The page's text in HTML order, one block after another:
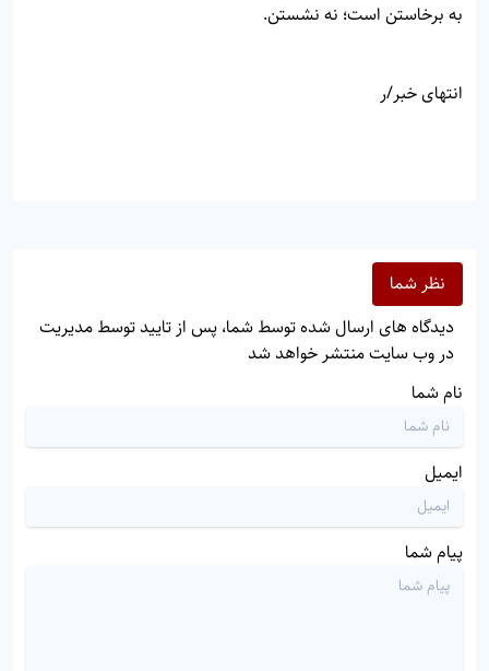
به برخاستن است؛ نه نشستن.
انتهای خبر/ر
نظر شما
دیدگاه های ارسال شده توسط شما، پس از تایید توسط مدیریت
در وب سایت منتشر خواهد شد
نام شما
ایمیل
پیام شما